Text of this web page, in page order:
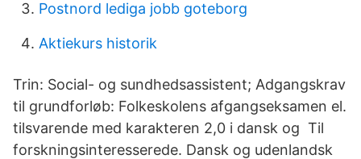
Postnord lediga jobb goteborg
Aktiekurs historik
Trin: Social- og sundhedsassistent; Adgangskrav
til grundforløb: Folkeskolens afgangseksamen el.
tilsvarende med karakteren 2,0 i dansk og Til
forskningsinteresserede. Dansk og udenlandsk